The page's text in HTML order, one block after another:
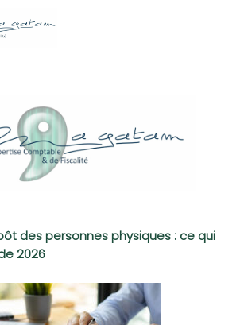
des personnes physiques : ce qui
2026